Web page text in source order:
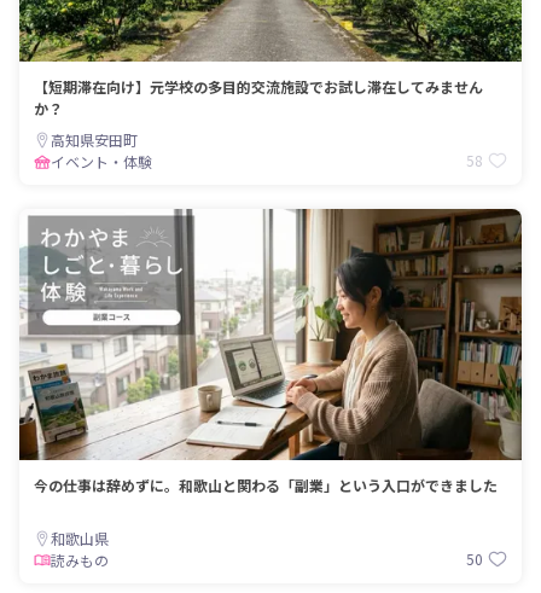
【短期滞在向け】元学校の多目的交流施設でお試し滞在してみません
か？
高知県安田町
イベント・体験
58
今の仕事は辞めずに。和歌山と関わる「副業」という入口ができました
和歌山県
読みもの
50